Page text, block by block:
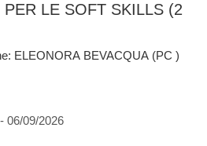
LE SOFT SKILLS (2
ELEONORA BEVACQUA (PC )
06/09/2026